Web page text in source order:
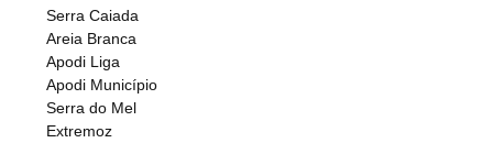
Serra Caiada
Areia Branca
Apodi Liga
Apodi Município
Serra do Mel
Extremoz